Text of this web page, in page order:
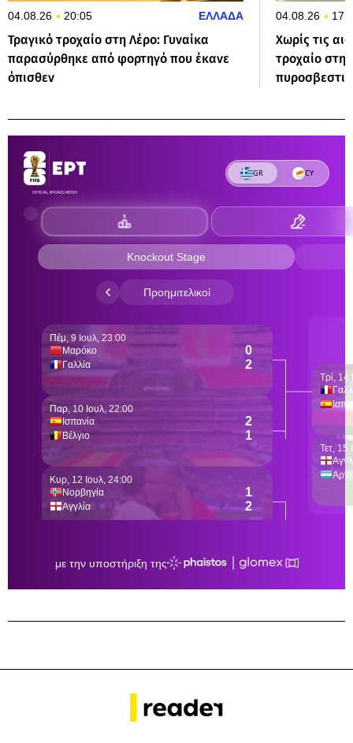
04.08.26 20:05 ΕΛΛΑΔΑ
Τραγικό τροχαίο στη Λέρο: Γυναίκα
παρασύρθηκε από φορτηγό που έκανε
όπισθεν
04.08.26
Χωρίς τις
τροχαίο